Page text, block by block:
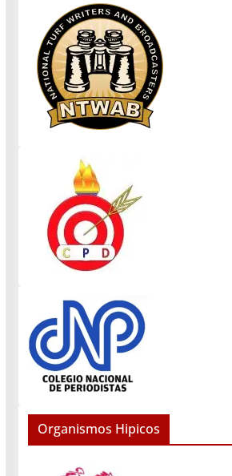
Organismos Hipicos